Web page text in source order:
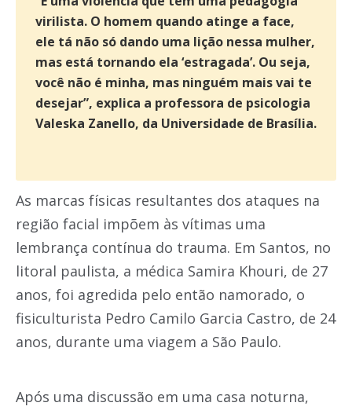
virilista. O homem quando atinge a face,
ele tá não só dando uma lição nessa mulher,
mas está tornando ela ‘estragada’. Ou seja,
você não é minha, mas ninguém mais vai te
desejar”, explica a professora de psicologia
Valeska Zanello, da Universidade de Brasília.
As marcas físicas resultantes dos ataques na
região facial impõem às vítimas uma
lembrança contínua do trauma. Em Santos, no
litoral paulista, a médica Samira Khouri, de 27
anos, foi agredida pelo então namorado, o
fisiculturista Pedro Camilo Garcia Castro, de 24
anos, durante uma viagem a São Paulo.
Após uma discussão em uma casa noturna,